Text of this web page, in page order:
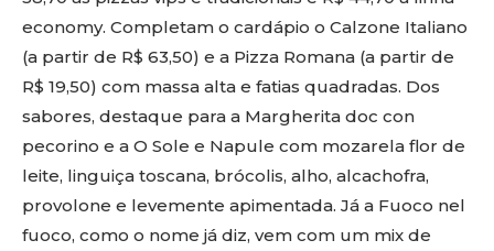
economy. Completam o cardápio o Calzone Italiano
(a partir de R$ 63,50) e a Pizza Romana (a partir de
R$ 19,50) com massa alta e fatias quadradas. Dos
sabores, destaque para a Margherita doc con
pecorino e a O Sole e Napule com mozarela flor de
leite, linguiça toscana, brócolis, alho, alcachofra,
provolone e levemente apimentada. Já a Fuoco nel
fuoco, como o nome já diz, vem com um mix de